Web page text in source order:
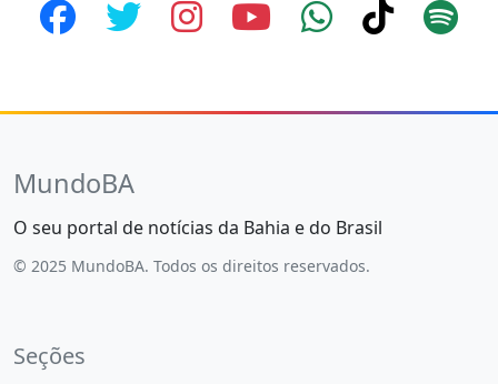
MundoBA
O seu portal de notícias da Bahia e do Brasil
© 2025 MundoBA. Todos os direitos reservados.
Seções